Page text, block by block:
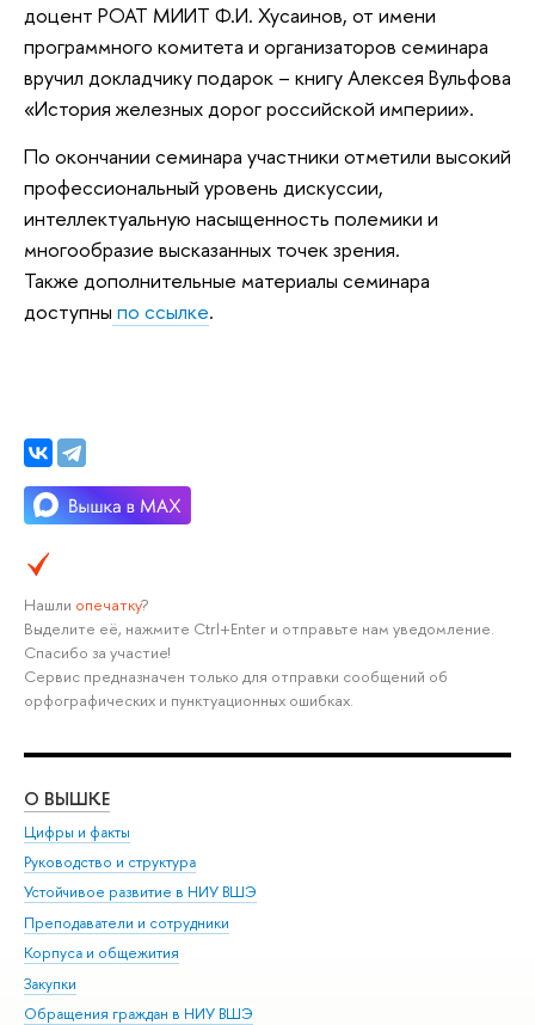
доцент РОАТ МИИТ Ф.И. Хусаинов, от имени
программного комитета и организаторов семинара
вручил докладчику подарок – книгу Алексея Вульфова
«История железных дорог российской империи».
По окончании семинара участники отметили высокий
профессиональный уровень дискуссии,
интеллектуальную насыщенность полемики и
многообразие высказанных точек зрения.
Также дополнительные материалы семинара
доступны по ссылке.
Нашли опечатку?
Выделите её, нажмите Ctrl+Enter и отправьте нам уведомление.
Спасибо за участие!
Сервис предназначен только для отправки сообщений об
орфографических и пунктуационных ошибках.
О ВЫШКЕ
Цифры и факты
Руководство и структура
Устойчивое развитие в НИУ ВШЭ
Преподаватели и сотрудники
Корпуса и общежития
Закупки
Обращения граждан в НИУ ВШЭ